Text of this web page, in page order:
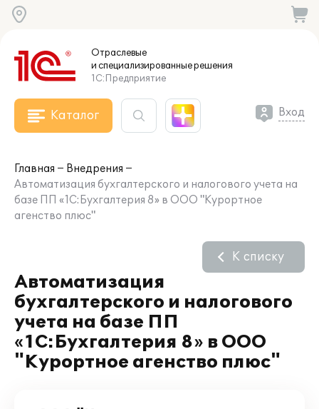
Отраслевые
и специализированныерешения
1С:Предприятие
Каталог Вход
Главная
Внедрения
Автоматизация бухгалтерского и налогового учета на
базе ПП «1С:Бухгалтерия 8» в ООО "Курортное
агенство плюс"
Автоматизация
бухгалтерского и налогового
учета на базе ПП
«1С:Бухгалтерия 8» в ООО
"Курортное агенство плюс"
К списку